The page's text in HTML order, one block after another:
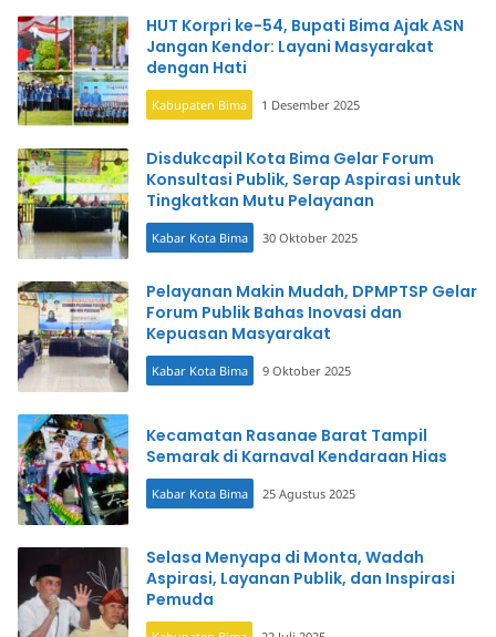
HUT Korpri ke-54, Bupati Bima Ajak ASN
Jangan Kendor: Layani Masyarakat
dengan Hati
Kabupaten Bima 1 Desember 2025
Disdukcapil Kota Bima Gelar Forum
Konsultasi Publik, Serap Aspirasi untuk
Tingkatkan Mutu Pelayanan
Kabar Kota Bima 30 Oktober 2025
Pelayanan Makin Mudah, DPMPTSP Gelar
Forum Publik Bahas Inovasi dan
Kepuasan Masyarakat
Kabar Kota Bima 9 Oktober 2025
Kecamatan Rasanae Barat Tampil
Semarak di Karnaval Kendaraan Hias
Kabar Kota Bima 25 Agustus 2025
Selasa Menyapa di Monta, Wadah
Aspirasi, Layanan Publik, dan Inspirasi
Pemuda